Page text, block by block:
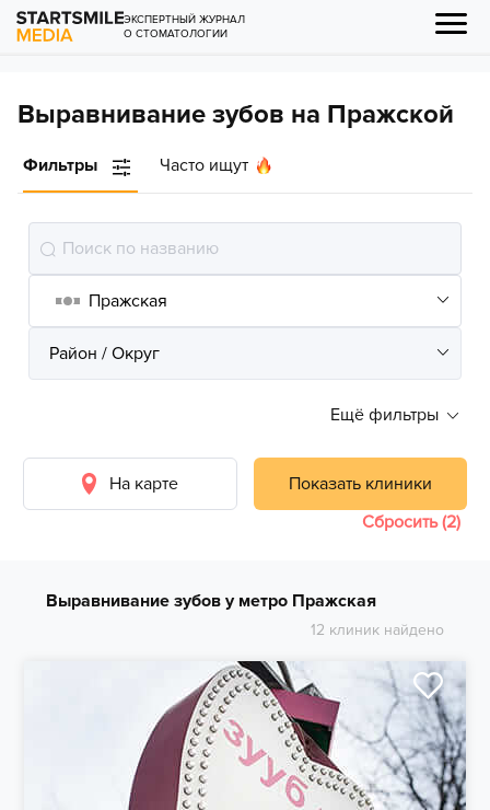
ЭКСПЕРТНЫЙ ЖУРНАЛ
О СТОМАТОЛОГИИ
Выравнивание зубов на Пражской
Фильтры Часто ищут
Ещё фильтры
На карте
Показать клиники
Сбросить (2)
Выравнивание зубов у метро Пражская
12 клиник найдено